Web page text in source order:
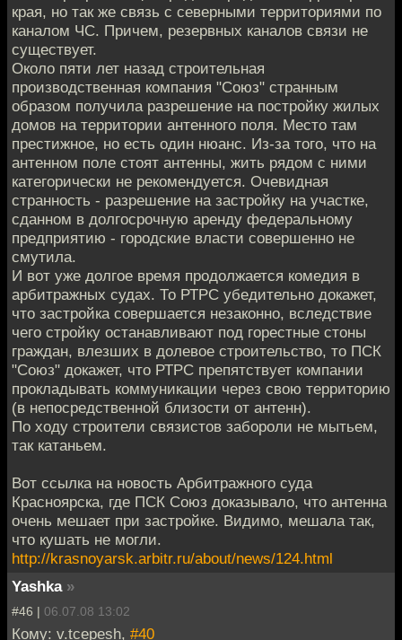
края, но так же связь с северными территориями по
каналом ЧС. Причем, резервных каналов связи не
существует.
Около пяти лет назад строительная
производственная компания "Союз" странным
образом получила разрешение на постройку жилых
домов на территории антенного поля. Место там
престижное, но есть один нюанс. Из-за того, что на
антенном поле стоят антенны, жить рядом с ними
категорически не рекомендуется. Очевидная
странность - разрешение на застройку на участке,
сданном в долгосрочную аренду федеральному
предприятию - городские власти совершенно не
смутила.
И вот уже долгое время продолжается комедия в
арбитражных судах. То РТРС убедительно докажет,
что застройка совершается незаконно, вследствие
чего стройку останавливают под горестные стоны
граждан, влезших в долевое строительство, то ПСК
"Союз" докажет, что РТРС препятствует компании
прокладывать коммуникации через свою территорию
(в непосредственной близости от антенн).
По ходу строители связистов забороли не мытьем,
так катаньем.
Вот ссылка на новость Арбитражного суда
Красноярска, где ПСК Союз доказывало, что антенна
очень мешает при застройке. Видимо, мешала так,
что кушать не могли.
http://krasnoyarsk.arbitr.ru/about/news/124.html
Yashka »
#46 | 06.07.08 13:02
Кому: v.tcepesh, #40